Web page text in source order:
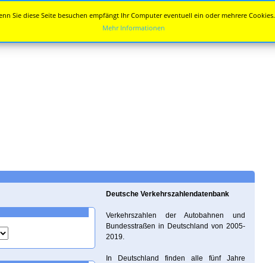
Deutsche Verkehrszahlendatenbank
Verkehrszahlen der Autobahnen und
Bundesstraßen in Deutschland von 2005-
2019.
In Deutschland finden alle fünf Jahre
Sie diese Seite besuchen empfängt Ihr Computer eventuell ein oder mehrere Cookies.
Mehr Informationen